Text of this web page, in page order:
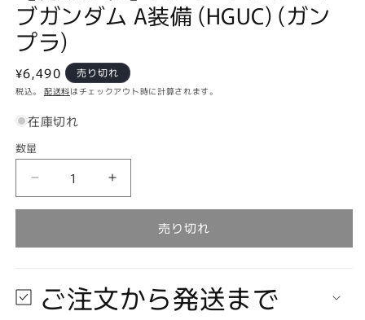
ル
で
メ
デ
ィ
(1)
開
ブガンダム A装備 (HGUC) (ガン
プラ)
通
常
格
¥6,490 売り切れ
税込。 配送料はチェックアウト時に計算されます。
在庫切れ
数
数量
販
約】
ダ
【再
販
約】
ダ
売り切れ
ご注文から発送まで